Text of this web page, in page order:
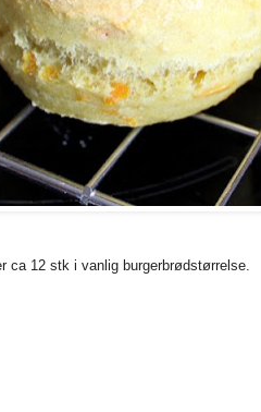
ca 12 stk i vanlig burgerbrødstørrelse.